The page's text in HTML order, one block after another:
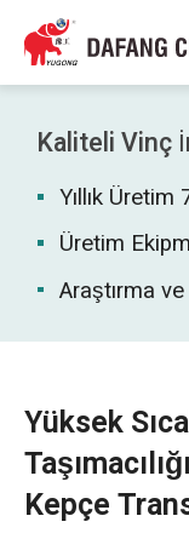
Kaliteli Vinç
Yıllık
Üretim
Araştırma
Yüksek
Kepçe
Bahasa Indonesia
Bahasa Melayu
Tiếng Việt
简体中文
فارسی
Pilipino
اردو
Kiswahili
Dansk
Norsk